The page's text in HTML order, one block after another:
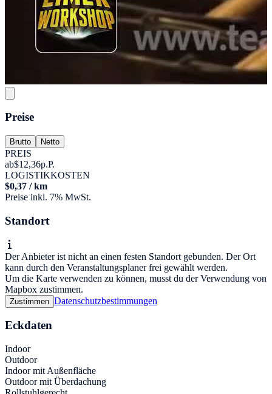
Preise
Brutto Netto
PREIS
ab$12,36p.P.
LOGISTIKKOSTEN
$0,37 / km
Preise inkl. 7% MwSt.
Standort
Der Anbieter ist nicht an einen festen Standort gebunden. Der Ort
kann durch den Veranstaltungsplaner frei gewählt werden.
Um die Karte verwenden zu können, musst du der Verwendung von
Mapbox zustimmen.
Zustimmen Datenschutzbestimmungen
Eckdaten
Indoor
Outdoor
Indoor mit Außenfläche
Outdoor mit Überdachung